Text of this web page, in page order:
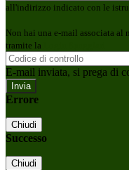
all'indirizzo indicato con le
Non hai una e-mail associata al
tramite la
E-mail inviata, si prega di
Errore
Chiudi
Successo
Chiudi